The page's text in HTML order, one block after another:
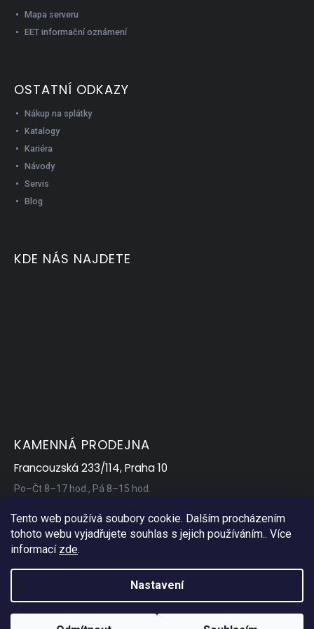
Tento web používá soubory cookie. Dalším procházením
tohoto webu vyjadřujete souhlas s jejich používáním.. Více
informací zde.
Nastavení
Mapa serveru
EET informační oznámení
OSTATNÍ ODKAZY
Nákup na splátky
Katalogy
Kariéra
Návody
Servis
Blog
KDE NÁS NAJDETE
KAMENNÁ PRODEJNA
Francouzská 233/114, Praha 10
Po–Čt 8–17 hod., Pá 8–15 hod.
Copyright 2026AP Servis. Všechna práva vyhrazena.